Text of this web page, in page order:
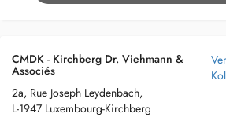
CMDK - Kirchberg Dr. Viehmann &
Associés
2a, Rue Joseph Leydenbach,
L-1947 Luxembourg-Kirchberg